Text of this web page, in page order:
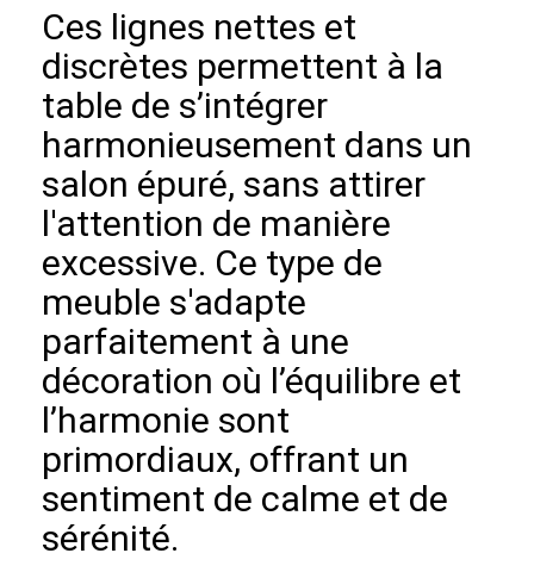
Ces lignes nettes et
discrètes permettent à la
table de s’intégrer
harmonieusement dans un
salon épuré, sans attirer
l'attention de manière
excessive. Ce type de
meuble s'adapte
parfaitement à une
décoration où l’équilibre et
l’harmonie sont
primordiaux, offrant un
sentiment de calme et de
sérénité.